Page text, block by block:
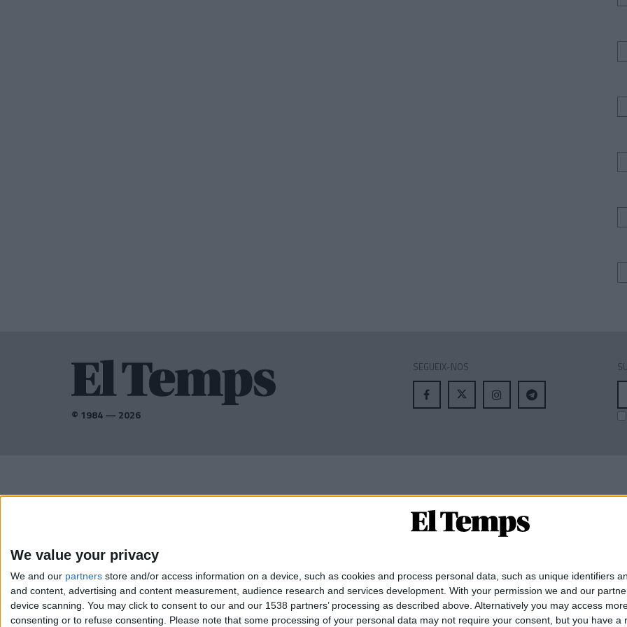
We value your privacy
We and our partners store and/or access information on a device, such as cookies and process personal data, such as unique identifiers
and content, advertising and content measurement, audience research and services development. With your permission we and our
device scanning. You may click to consent to our and our 1538 partners’ processing as described above. Alternatively you may access
consenting or to refuse consenting.
Please note that some processing of your personal data may not require your consent, but you have
© 1984 — 2026
SEGUEIX-NOS